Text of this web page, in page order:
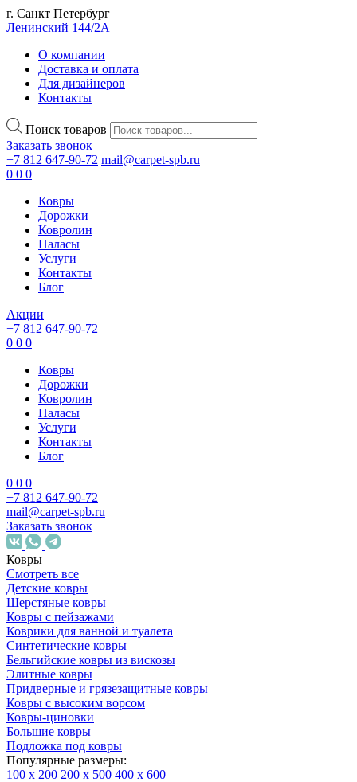
г. Санкт Петербург
Ленинский 144/2А
О компании
Доставка и оплата
Для дизайнеров
Контакты
Поиск товаров
Заказать звонок
+7 812 647-90-72 mail@carpet-spb.ru
0 0 0
Ковры
Дорожки
Ковролин
Паласы
Услуги
Контакты
Блог
Акции
+7 812 647-90-72
0 0 0
Ковры
Дорожки
Ковролин
Паласы
Услуги
Контакты
Блог
0 0 0
+7 812 647-90-72
mail@carpet-spb.ru
Заказать звонок
Ковры
Смотреть все
Детские ковры
Шерстяные ковры
Ковры с пейзажами
Коврики для ванной и туалета
Синтетические ковры
Бельгийские ковры из вискозы
Элитные ковры
Придверные и грязезащитные ковры
Ковры с высоким ворсом
Ковры-циновки
Большие ковры
Подложка под ковры
Популярные размеры:
100 х 200 200 х 500 400 х 600